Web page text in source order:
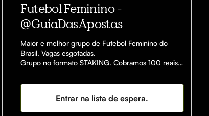
Futebol Feminino -
@GuiaDasApostas
Maior e melhor grupo de Futebol Feminino do
Brasil. Vagas esgotadas.
Grupo no formato STAKING. Cobramos 100 reais
mês;
Entrar na lista de espera.